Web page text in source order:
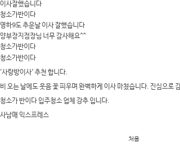
이사잘했습니다
청소가반이다
영하9도 추운날 이사 잘했습니다
양부장지점장님 너무 감사해요^^
청소가반이다
청소가반이다
'사랑방이사' 추천 합니다.
청소가 반이다 입주청소 업체 강추 입니다.
사남매 익스프레스
처음